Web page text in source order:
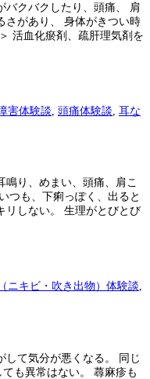
バクバクしたり、頭痛、 肩
さがあり、 身体がきつい時
活血化瘀剤、疏肝理気剤を
害体験談, 頭痛体験談, 耳な
鳴り、めまい、頭痛、肩こ
つも、下痢っぽく、出ると
リしない。 生理がとびとび
ニキビ・吹き出物）体験談,
して気分が悪くなる。 同じ
も異常はない。 蕁麻疹も